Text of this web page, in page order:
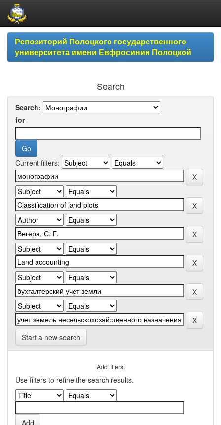
Skip
navigationРепозиторий Полоцкого государственного
университета имени Евфросинии Полоцкой
Search
Search:
for
Current filters:
Start a new search
Add filters:
Use filters to refine the search results.